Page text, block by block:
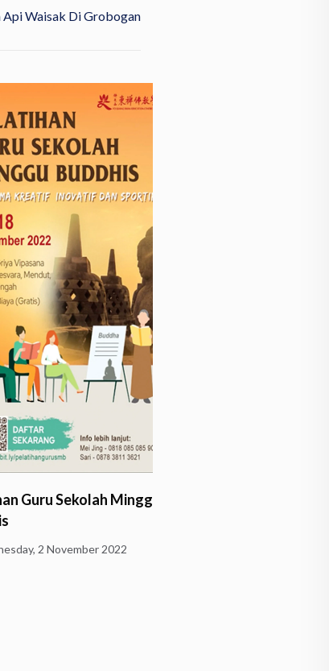
Waisak Di Grobogan
Sekolah Minggu
2 November 2022